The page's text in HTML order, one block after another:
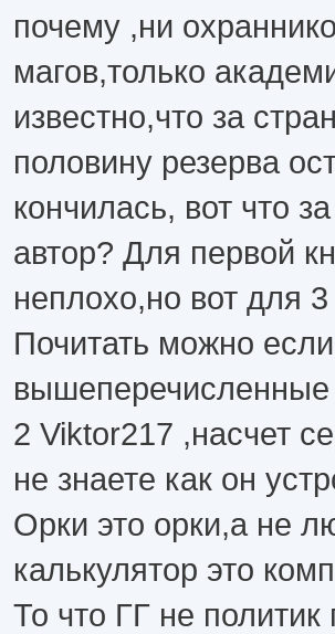
почему ,ни
магов,только
известно,что за
половину резерва
кончилась, вот что
автор? Для первой
неплохо,но вот для
Почитать можно
вышеперечисленные
2 Viktor217 ,насчет
не знаете как он
Орки это орки,а не
калькулятор это
То что ГГ не